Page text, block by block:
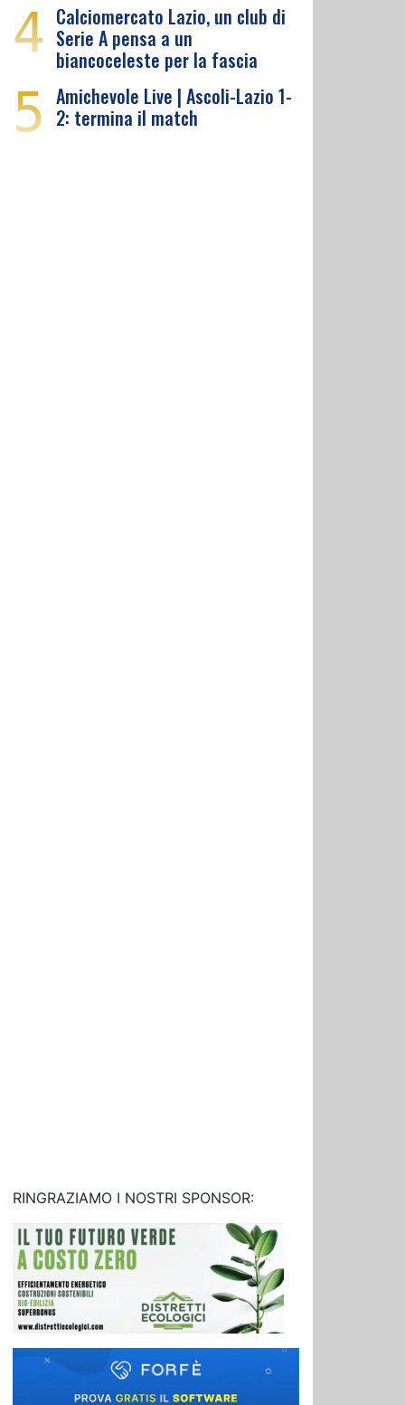
4 Calciomercato Lazio, un club di
Serie A pensa a un
biancoceleste per la fascia
5 Amichevole Live | Ascoli-Lazio 1-
2: termina il match
RINGRAZIAMO I NOSTRI SPONSOR: